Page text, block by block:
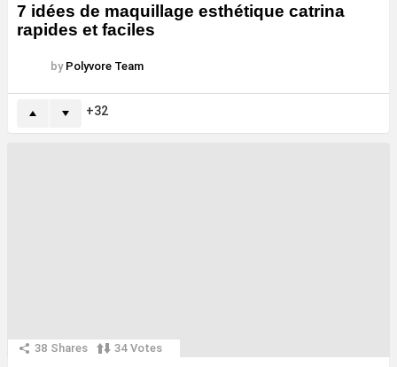
7 idées de maquillage esthétique catrina
rapides et faciles
by Polyvore Team
32
38 Shares 34 Votes